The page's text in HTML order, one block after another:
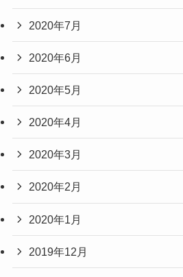
2020年7月
2020年6月
2020年5月
2020年4月
2020年3月
2020年2月
2020年1月
2019年12月